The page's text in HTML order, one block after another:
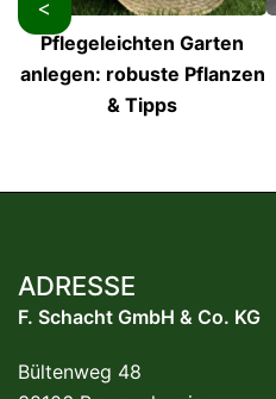
Pflegeleichten Garten
anlegen: robuste Pflanzen
& Tipps
<
ADRESSE
F. Schacht GmbH & Co. KG
Bültenweg 48